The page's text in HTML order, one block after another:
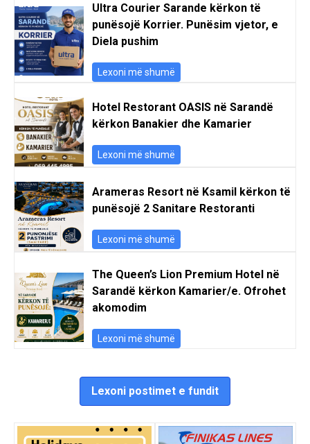
Ultra Courier Sarande kërkon të
punësojë Korrier. Punësim vjetor, e
Diela pushim
Lexoni më shumë
Hotel Restorant OASIS në Sarandë
kërkon Banakier dhe Kamarier
Lexoni më shumë
Arameras Resort në Ksamil kërkon të
punësojë 2 Sanitare Restoranti
Lexoni më shumë
The Queen’s Lion Premium Hotel në
Sarandë kërkon Kamarier/e. Ofrohet
akomodim
Lexoni më shumë
Lexoni postimet e fundit